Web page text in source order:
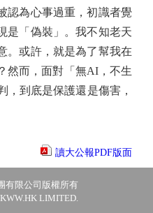
認為心事過重，初識者覺
是「偽裝」。我不知老天
。或許，就是為了幫我在
然而，面對「無AI，不生
，到底是保護還是傷害，
讀大公報PDF版面
有限公司版權所有
LIMITED.